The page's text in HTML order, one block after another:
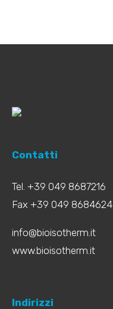
Contatti
Tel. +39 049 8687216
Fax +39 049 8684624
info@bioisotherm.it
www.bioisotherm.it
Indirizzi